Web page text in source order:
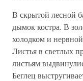
В скрытой лесной
дымок костра. В
холодком и
Листья в светлых
листьям
Беглец